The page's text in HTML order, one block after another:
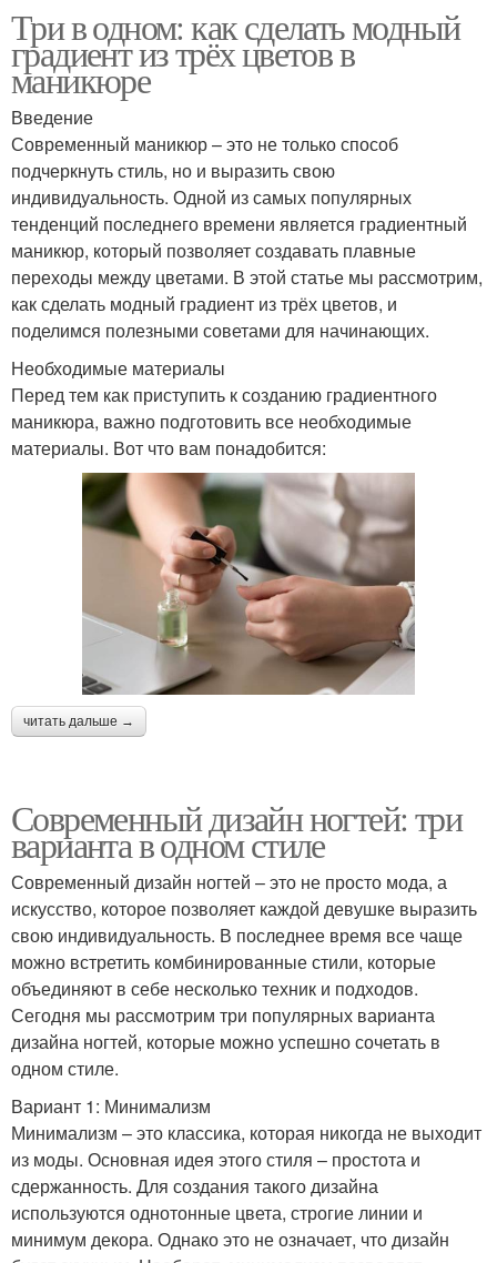
Три в одном: как сделать модный
градиент из трёх цветов в
маникюре
Введение
Современный маникюр – это не только способ
подчеркнуть стиль, но и выразить свою
индивидуальность. Одной из самых популярных
тенденций последнего времени является градиентный
маникюр, который позволяет создавать плавные
переходы между цветами. В этой статье мы рассмотрим,
как сделать модный градиент из трёх цветов, и
поделимся полезными советами для начинающих.
Необходимые материалы
Перед тем как приступить к созданию градиентного
маникюра, важно подготовить все необходимые
материалы. Вот что вам понадобится:
читать дальше →
Современный дизайн ногтей: три
варианта в одном стиле
Современный дизайн ногтей – это не просто мода, а
искусство, которое позволяет каждой девушке выразить
свою индивидуальность. В последнее время все чаще
можно встретить комбинированные стили, которые
объединяют в себе несколько техник и подходов.
Сегодня мы рассмотрим три популярных варианта
дизайна ногтей, которые можно успешно сочетать в
одном стиле.
Вариант 1: Минимализм
Минимализм – это классика, которая никогда не выходит
из моды. Основная идея этого стиля – простота и
сдержанность. Для создания такого дизайна
используются однотонные цвета, строгие линии и
минимум декора. Однако это не означает, что дизайн